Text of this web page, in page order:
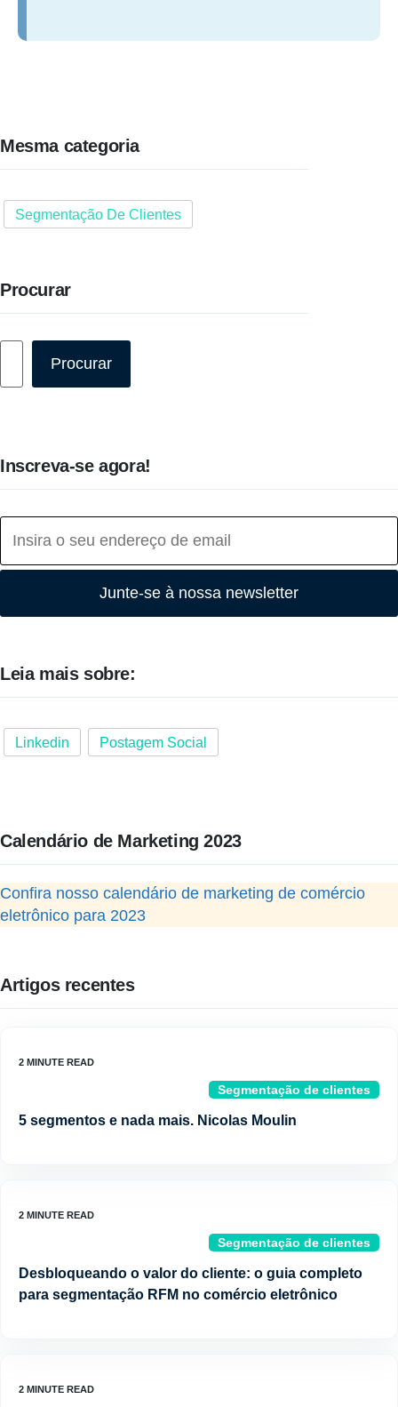
Mesma categoria
Segmentação De Clientes
Procurar
Procurar
Inscreva-se agora!
Junte-se à nossa newsletter
Leia mais sobre:
Linkedin Postagem Social
Calendário de Marketing 2023
Confira nosso calendário de marketing de comércio
eletrônico para 2023
Artigos recentes
Segmentação de clientes
5 segmentos e nada mais. Nicolas Moulin
Segmentação de clientes
Desbloqueando o valor do cliente: o guia completo
para segmentação RFM no comércio eletrônico